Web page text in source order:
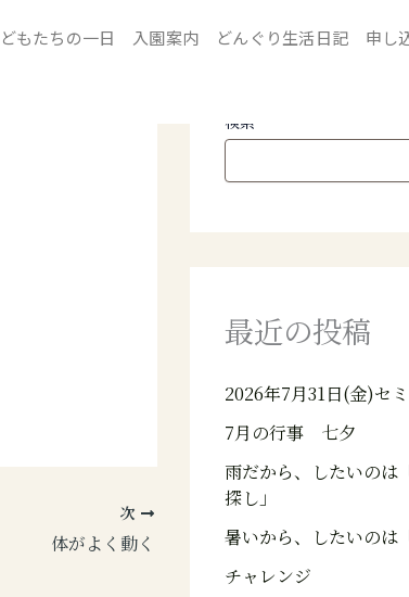
もたちの一日 入園案内 どんぐり生活日記 申し
次
体がよく動く
検索
最近の投稿
2026年7月31日(金)セ
7月の行事 七夕
雨だから、したいのは
探し」
暑いから、したいのは
チャレンジ